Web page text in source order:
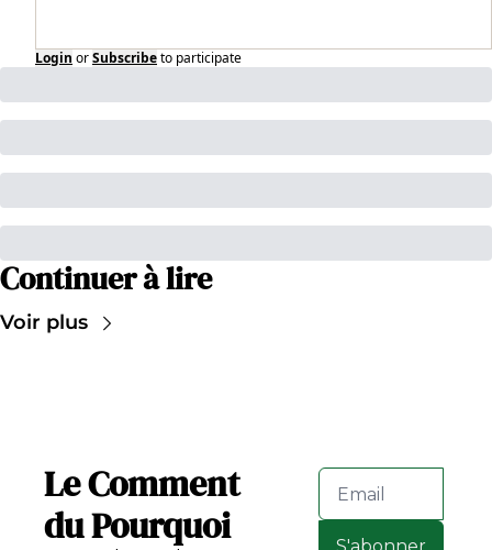
Login orSubscribeto participate
Continuer à lire
Voir plus
Le Comment
du Pourquoi